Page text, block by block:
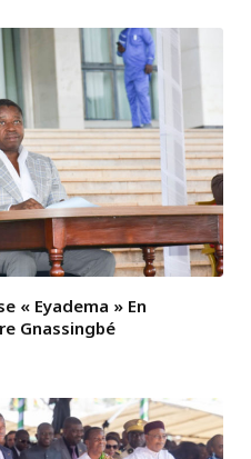
« Eyadema » En
Gnassingbé